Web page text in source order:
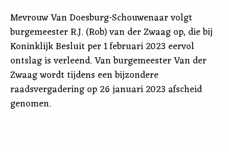
Mevrouw Van Doesburg-Schouwenaar volgt
burgemeester R.J. (Rob) van der Zwaag op, die bij
Koninklijk Besluit per 1 februari 2023 eervol
ontslag is verleend. Van burgemeester Van der
Zwaag wordt tijdens een bijzondere
raadsvergadering op 26 januari 2023 afscheid
genomen.